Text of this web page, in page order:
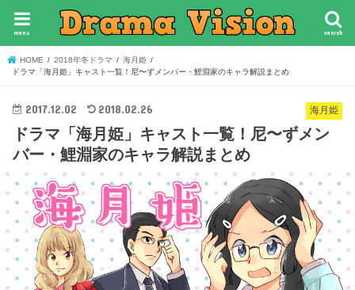
search
menu
HOME 2018年冬ドラマ
海月姫
ドラマ「海月姫」キャスト一覧！尼〜ずメンバー・鯉淵家のキャラ解説まとめ
海月姫
2017.12.02 2018.02.26
ドラマ「海月姫」キャスト一覧！尼〜ずメン
バー・鯉淵家のキャラ解説まとめ